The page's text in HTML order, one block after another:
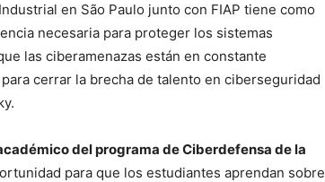
en São Paulo junto con FIAP tiene como
necesaria para proteger los sistemas
las ciberamenazas están en constante
cerrar la brecha de talento en ciberseguridad
del programa de Ciberdefensa de la
para que los estudiantes aprendan sobre